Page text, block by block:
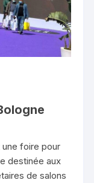
foire pour
destinée aux
de salons